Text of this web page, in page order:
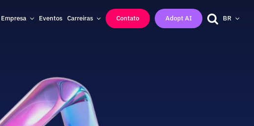
Empresa Eventos Carreiras Contato Adopt AI BR